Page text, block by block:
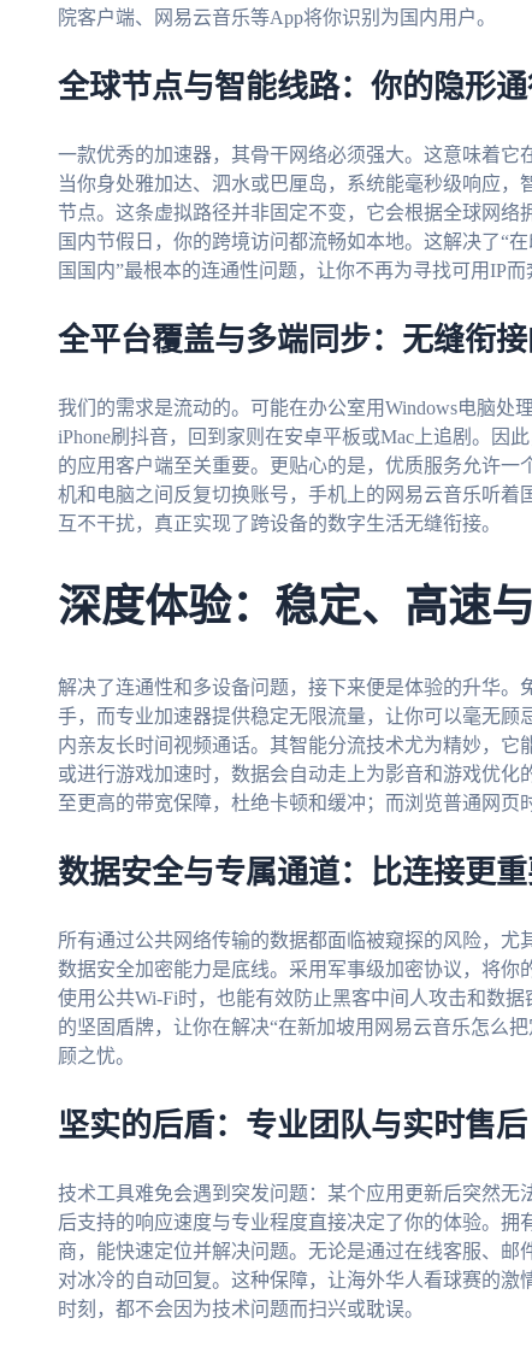
院客户端、网易云音乐等App将你识别为国内用户。
全球节点与智能线路：你的隐形
一款优秀的加速器，其骨干网络必须强大。这意味着它
当你身处雅加达、泗水或巴厘岛，系统能毫秒级响应
节点。这条虚拟路径并非固定不变，它会根据全球网
国内节假日，你的跨境访问都流畅如本地。这解决了“
国国内”最根本的连通性问题，让你不再为寻找可用IP而
全平台覆盖与多端同步：无缝衔
我们的需求是流动的。可能在办公室用Windows电脑处
iPhone刷抖音，回到家则在安卓平板或Mac上追剧。因
的应用客户端至关重要。更贴心的是，优质服务允许
机和电脑之间反复切换账号，手机上的网易云音乐听着
互不干扰，真正实现了跨设备的数字生活无缝衔接。
深度体验：稳定、高速
解决了连通性和多设备问题，接下来便是体验的升华。
手，而专业加速器提供稳定无限流量，让你可以毫无顾
内亲友长时间视频通话。其智能分流技术尤为精妙，
或进行游戏加速时，数据会自动走上为影音和游戏优化
至更高的带宽保障，杜绝卡顿和缓冲；而浏览普通网页
数据安全与专属通道：比连接更
所有通过公共网络传输的数据都面临被窥探的风险，
数据安全加密能力是底线。采用军事级加密协议，将
使用公共Wi-Fi时，也能有效防止黑客中间人攻击和数
的坚固盾牌，让你在解决“在新加坡用网易云音乐怎么
顾之忧。
坚实的后盾：专业团队与实时售后
技术工具难免会遇到突发问题：某个应用更新后突然
后支持的响应速度与专业程度直接决定了你的体验。拥
商，能快速定位并解决问题。无论是通过在线客服、
对冰冷的自动回复。这种保障，让海外华人看球赛的
时刻，都不会因为技术问题而扫兴或耽误。